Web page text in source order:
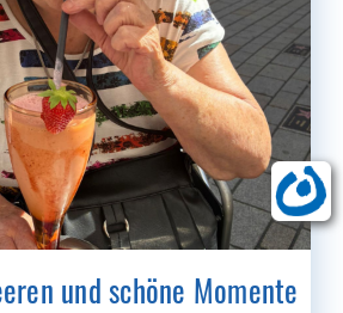
und schöne Momente